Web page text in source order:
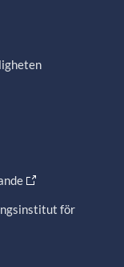
för